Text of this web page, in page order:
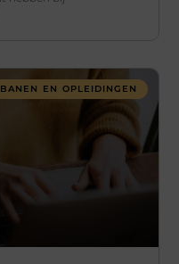
BANEN EN OPLEIDINGEN